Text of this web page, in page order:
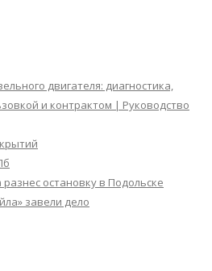
двигателя: диагностика,
и контрактом | Руководство
остановку в Подольске
завели дело